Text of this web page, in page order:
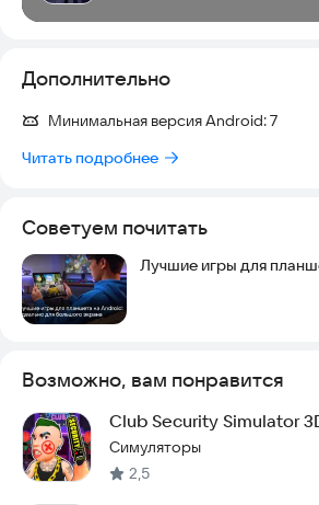
Дополнительно
Минимальная версия Android:7
Читать подробнее
Советуем почитать
Лучшие игры для
Возможно, вам понравится
Club Security Simulator
Симуляторы
2,5